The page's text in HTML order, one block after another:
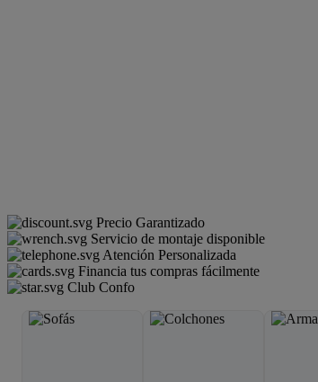
Precio Garantizado
Servicio de montaje disponible
Atención Personalizada
Financia tus compras fácilmente
Club Confo